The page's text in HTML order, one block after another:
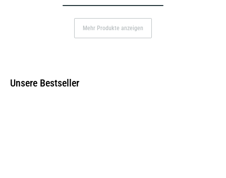
Mehr Produkte anzeigen
Unsere Bestseller